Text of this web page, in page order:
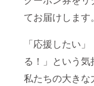
てお届けします。
「応援したい
る！」という気
私たちの大きな